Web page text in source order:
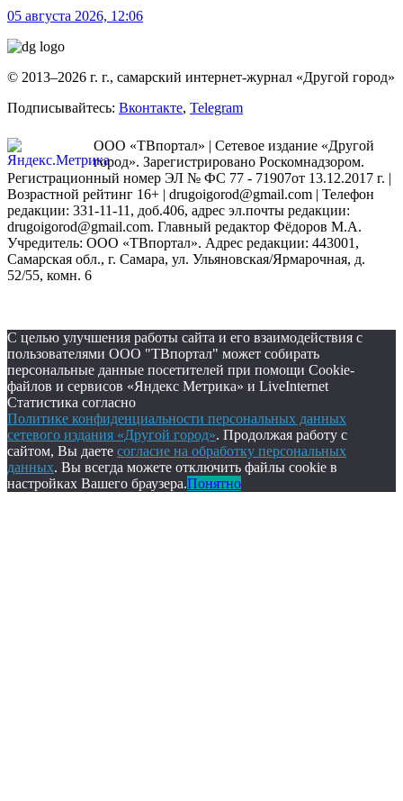
05 августа 2026, 12:06
© 2013–2026 г. г., самарский интернет-журнал «Другой город»
Подписывайтесь: Вконтакте, Telegram
ООО «ТВпортал» | Сетевое издание «Другой
город». Зарегистрировано Роскомнадзором.
Регистрационный номер ЭЛ № ФС 77 - 71907от 13.12.2017 г. |
Возрастной рейтинг 16+ | drugoigorod@gmail.com | Телефон
редакции: 331-11-11, доб.406, адрес эл.почты редакции:
drugoigorod@gmail.com. Главный редактор Фёдоров М.А.
Учредитель: ООО «ТВпортал». Адрес редакции: 443001,
Самарская обл., г. Самара, ул. Ульяновская/Ярмарочная, д.
52/55, комн. 6
С целью улучшения работы сайта и его взаимодействия с
пользователями ООО "ТВпортал" может собирать
персональные данные посетителей при помощи Cookie-
файлов и сервисов «Яндекс Метрика» и LiveInternet
Статистика согласно
Политике конфиденциальности персональных данных
сетевого издания «Другой город». Продолжая работу с
сайтом, Вы даете согласие на обработку персональных
данных. Вы всегда можете отключить файлы cookie в
настройках Вашего браузера.Понятно